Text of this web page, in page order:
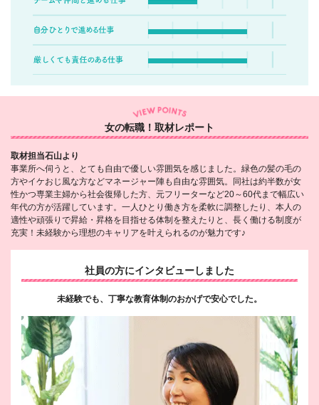
女の転職！取材レポート
取材担当石山より
事業所へ伺うと、とても自由で優しい雰囲気を感じました。緑色の髪の毛の
方やイケおじ風な方などマネージャー陣も自由な雰囲気。同社は約半数が女
性かつ専業主婦から社会復帰した方、元フリーターなど20～60代まで幅広い
年代の方が活躍しています。一人ひとり働き方を柔軟に調整したり、本人の
適性や頑張りで昇給・昇格を目指せる体制を整えたりと、長く働ける制度が
充実！未経験から理想のキャリアを叶えられるのが魅力です♪
社員の方にインタビューしました
未経験でも、丁寧な教育体制のおかげで安心でした。